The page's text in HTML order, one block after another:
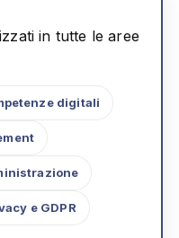
in tutte le aree
digitali
e GDPR